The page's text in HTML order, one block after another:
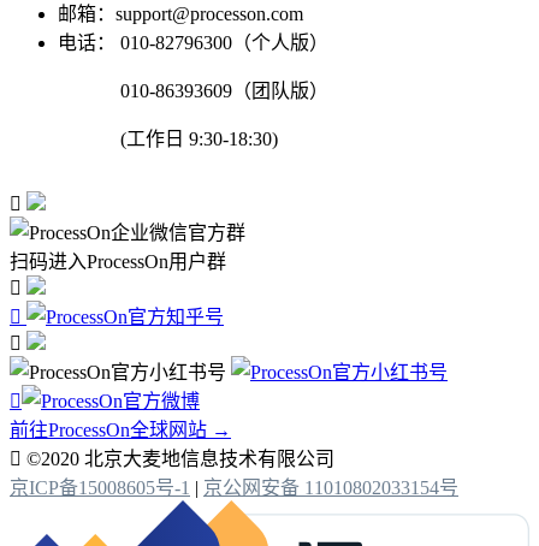
邮箱：support@processon.com
电话：
010-82796300（个人版）
010-86393609（团队版）
(工作日 9:30-18:30)

扫码进入ProcessOn用户群




前往ProcessOn全球网站 →
 ©2020 北京大麦地信息技术有限公司
京ICP备15008605号-1 | 京公网安备 11010802033154号